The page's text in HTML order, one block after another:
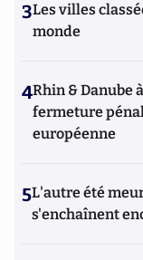
3Les villes
monde
4Rhin & Danube
fermeture
européenne
5L'autre été
s'enchaînent